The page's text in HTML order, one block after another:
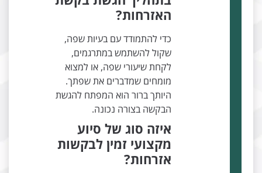
האזרחות?
כדי להתמודד עם בעיות שפה,
שקול להשתמש במתרגמים,
לקחת שיעורי שפה, או למצוא
מומחים שמדברים את שפתך.
היותך ברור הוא המפתח להגשת
הבקשה בצורה נכונה.
איזה סוג של סיוע
מקצועי זמין לבקשות
אזרחות?